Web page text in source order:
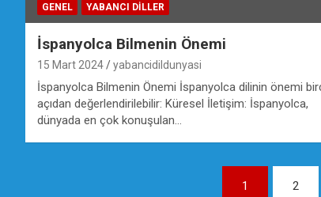
GENEL YABANCI DILLER
İspanyolca Bilmenin Önemi
15 Mart 2024 yabancidildunyasi
İspanyolca Bilmenin Önemi İspanyolca dilinin önemi
açıdan değerlendirilebilir: Küresel İletişim: İspanyolca,
dünyada en çok konuşulan…
1 2